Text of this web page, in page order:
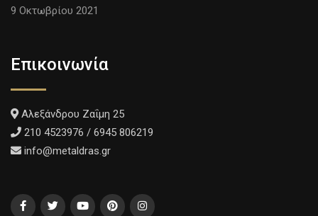
9 Οκτωβρίου 2021
Επικοινωνία
Αλεξάνδρου Ζαΐμη 25
210 4523976 / 6945 806219
info@metaldras.gr